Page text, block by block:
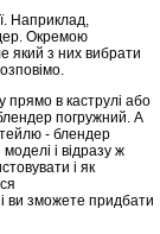
Наприклад,
Окремою
який з них вибрати
прямо в каструлі або
погружний. А
- блендер
і відразу ж
і як
ви зможете придбати